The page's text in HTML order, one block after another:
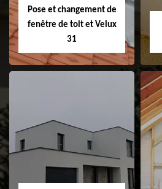
Pose et changement de
fenêtre de toit et Velux
31
Pose et
changement de
fenêtre de toit et
Velux 31